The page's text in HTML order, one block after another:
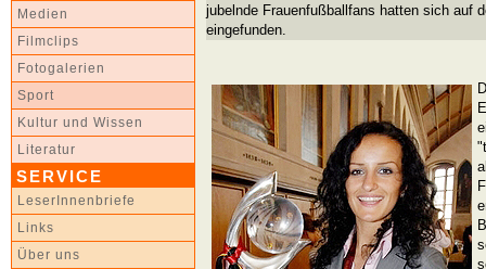
Medien
Filmclips
Fotogalerien
Sport
Kultur und Wissen
Literatur
SERVICE
LeserInnenbriefe
Links
Über uns
jubelnde Frauenfußballfans hatten sich auf
eingefunden.